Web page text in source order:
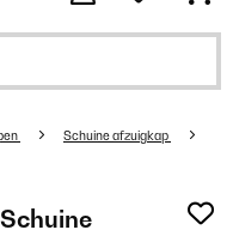
Schuine afzuigkap